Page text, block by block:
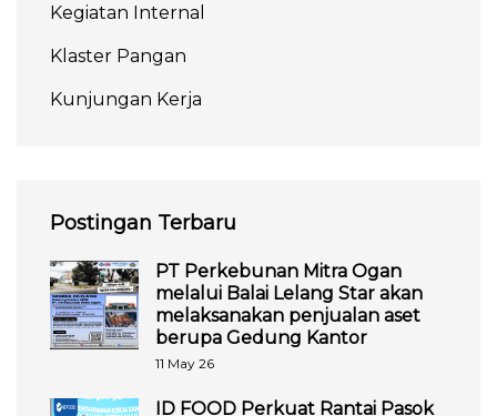
Kegiatan Internal
Klaster Pangan
Kunjungan Kerja
Postingan Terbaru
PT Perkebunan Mitra Ogan
melalui Balai Lelang Star akan
melaksanakan penjualan aset
berupa Gedung Kantor
11 May 26
ID FOOD Perkuat Rantai Pasok